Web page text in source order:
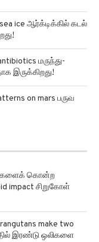
ice ஆர்க்டிக்கில் கடல்
மருந்து-
இருக்கிறது!
on mars பருவ
impact சிறுகோள்
make two
இரண்டு ஒலிகளை